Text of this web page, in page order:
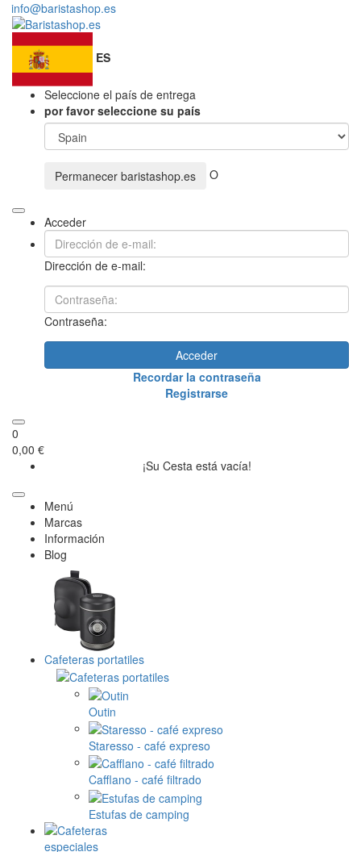
info@baristashop.es
ES
Seleccione el país de entrega
por favor seleccione su país
Permanecer baristashop.es O
Acceder
Dirección de e-mail:
Contraseña:
Acceder
Recordar la contraseña
Registrarse
0
0,00 €
¡Su Cesta está vacía!
Menú
Marcas
Información
Blog
Cafeteras portatiles
Outin
Staresso - café expreso
Cafflano - café filtrado
Estufas de camping